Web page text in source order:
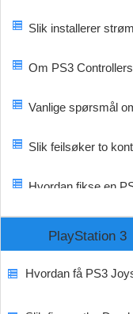
Slik installerer
Om PS3 Controllers
Vanlige spørsmål
Slik feilsøker to
Hvordan fikse en
PlayStation 3
Hvordan få PS3